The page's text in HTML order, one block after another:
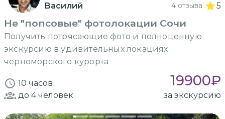
Василий 4 отзыва 5
Не "попсовые" фотолокации Сочи
Получить потрясающие фото и полноценную
экскурсию в удивительных локациях
черноморского курорта
10 часов 19900₽
до 4человек за экскурсию